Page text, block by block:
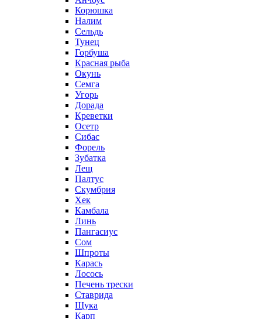
Корюшка
Налим
Сельдь
Тунец
Горбуша
Красная рыба
Окунь
Семга
Угорь
Дорада
Креветки
Осетр
Сибас
Форель
Зубатка
Лещ
Палтус
Скумбрия
Хек
Камбала
Линь
Пангасиус
Сом
Шпроты
Карась
Лосось
Печень трески
Ставрида
Щука
Карп